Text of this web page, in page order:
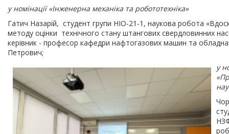
у номінації «Інженерна механіка та робототехніка»
Гатич Назарій, студент групи НІО-21-1, наукова робота
методу оцінки технічного стану штангових свердловинних
керівник - професор кафедри нафтогазових машин та
Петрович;
у